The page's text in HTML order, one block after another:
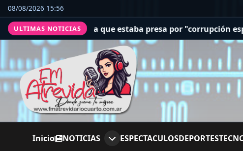
08/08/2026 15:56
ULTIMAS NOTICIAS
estaba presa por "corrupción espiritual" San Cayetano:
Inicio NOTICIAS ESPECTACULOSDEPORTES